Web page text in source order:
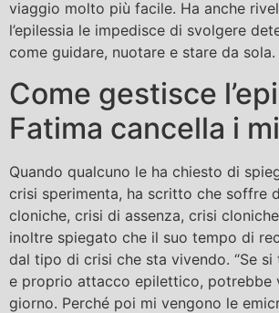
viaggio molto più facile. Ha anche
l’epilessia le impedisce di svolgere
come guidare, nuotare e stare da sola.
Come gestisce
Fatima cancella i
Quando qualcuno le ha chiesto di
crisi sperimenta, ha scritto che soffre
cloniche, crisi di assenza, crisi
inoltre spiegato che il suo tempo di
dal tipo di crisi che sta vivendo. “Se
e proprio attacco epilettico, potrebbe
giorno. Perché poi mi vengono le